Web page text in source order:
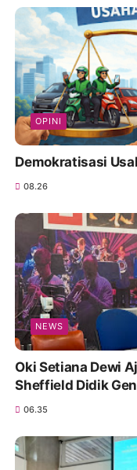
OPINI
Demokratisasi
08.26
NEWS
Oki Setiana Dewi
Sheffield Didik
06.35